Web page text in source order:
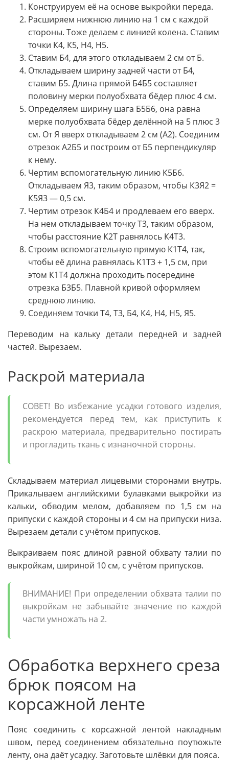
Конструируем её на основе выкройки переда.
Расширяем нижнюю линию на 1 см с каждой
стороны. Тоже делаем с линией колена. Ставим
точки К4, К5, Н4, Н5.
Ставим Б4, для этого откладываем 2 см от Б.
Откладываем ширину задней части от Б4,
ставим Б5. Длина прямой Б4Б5 составляет
половину мерки полуобхвата бёдер плюс 4 см.
Определяем ширину шага Б5Б6, она равна
мерке полуобхвата бёдер делённой на 5 плюс 3
см. От Я вверх откладываем 2 см (А2). Соединим
отрезок А2Б5 и построим от Б5 перпендикуляр
к нему.
Чертим вспомогательную линию К5Б6.
Откладываем Я3, таким образом, чтобы К3Я2 =
К5Я3 — 0,5 см.
Чертим отрезок К4Б4 и продлеваем его вверх.
На нем откладываем точку Т3, таким образом,
чтобы расстояние К2Т равнялось К4Т3.
Строим вспомогательную прямую К1Т4, так,
чтобы её длина равнялась К1Т3 + 1,5 см, при
этом К1Т4 должна проходить посередине
отрезка Б3Б5. Плавной кривой оформляем
среднюю линию.
Соединяем точки Т4, Т3, Б4, К4, Н4, Н5, Я5.
Переводим на кальку детали передней и задней
частей. Вырезаем.
Раскрой материала
СОВЕТ! Во избежание усадки готового изделия,
рекомендуется перед тем, как приступить к
раскрою материала, предварительно постирать
и прогладить ткань с изнаночной стороны.
Складываем материал лицевыми сторонами внутрь.
Прикалываем английскими булавками выкройки из
кальки, обводим мелом, добавляем по 1,5 см на
припуски с каждой стороны и 4 см на припуски низа.
Вырезаем детали с учётом припусков.
Выкраиваем пояс длиной равной обхвату талии по
выкройкам, шириной 10 см, с учётом припусков.
ВНИМАНИЕ! При определении обхвата талии по
выкройкам не забывайте значение по каждой
части умножать на 2.
Обработка верхнего среза
брюк поясом на
корсажной ленте
Пояс соединить с корсажной лентой накладным
швом, перед соединением обязательно поутюжьте
ленту, она даёт усадку. Заготовьте шлёвки для пояса.